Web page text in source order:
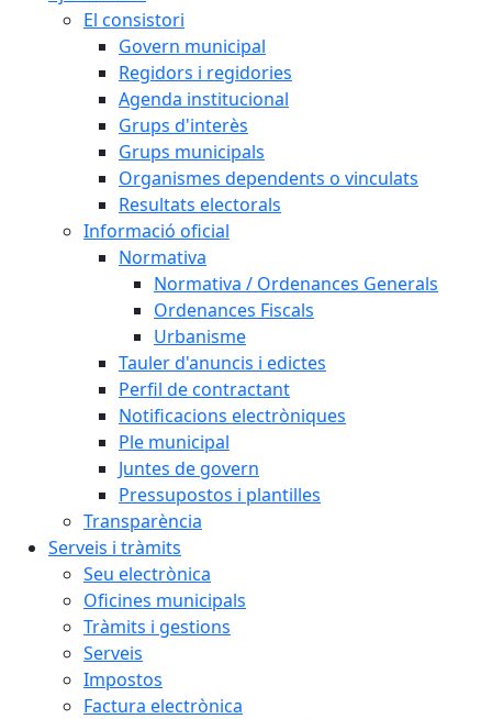
El consistori
Govern municipal
Regidors i regidories
Agenda institucional
Grups d'interès
Grups municipals
Organismes dependents o vinculats
Resultats electorals
Informació oficial
Normativa
Normativa / Ordenances Generals
Ordenances Fiscals
Urbanisme
Tauler d'anuncis i edictes
Perfil de contractant
Notificacions electròniques
Ple municipal
Juntes de govern
Pressupostos i plantilles
Transparència
Serveis i tràmits
Seu electrònica
Oficines municipals
Tràmits i gestions
Serveis
Impostos
Factura electrònica